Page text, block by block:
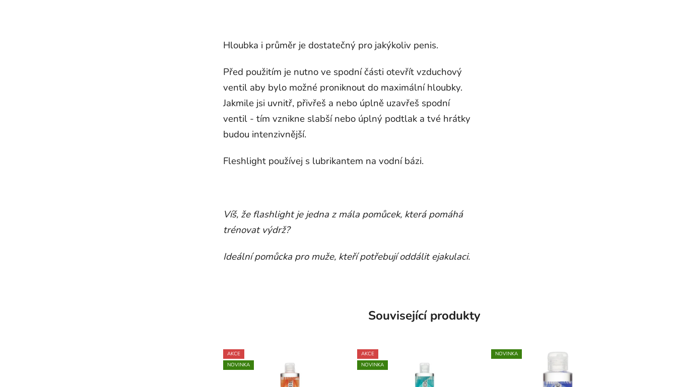
Hloubka i průměr je dostatečný pro jakýkoliv penis.
Před použitím je nutno ve spodní části otevřít vzduchový
ventil aby bylo možné proniknout do maximální hloubky.
Jakmile jsi uvnitř, přivřeš a nebo úplně uzavřeš spodní
ventil - tím vznikne slabší nebo úplný podtlak a tvé hrátky
budou intenzivnější.
Fleshlight používej s lubrikantem na vodní bázi.
Víš, že flashlight je jedna z mála pomůcek, která pomáhá
trénovat výdrž?
Ideální pomůcka pro muže, kteří potřebují oddálit ejakulaci.
Související produkty
AKCE
NOVINKA
AKCE
NOVINKA
NOVINKA